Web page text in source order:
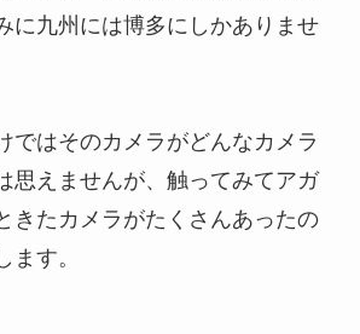
に九州には博多にしかありませ
ではそのカメラがどんなカメラ
思えませんが、触ってみてアガ
きたカメラがたくさんあったの
ます。